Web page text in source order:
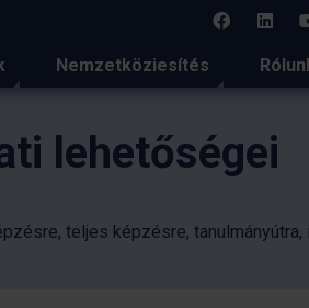
Nemzetköziesítés
lehetőségei
teljes képzésre, tanulmányútra,